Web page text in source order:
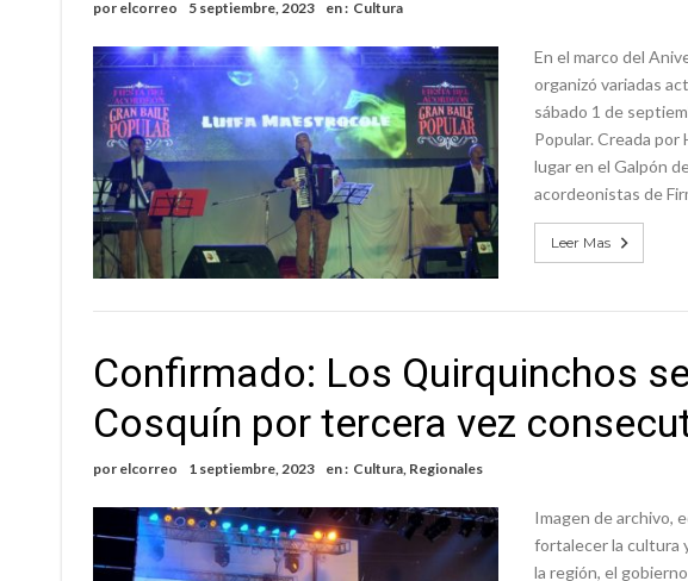
por elcorreo 5 septiembre, 2023 en : Cultura
En el marco del
organizó variadas
sábado 1 de
Popular. Creada por
lugar en el Galpón
acordeonistas de
Leer Mas
Confirmado: Los Quirquinchos
Cosquín por tercera vez
por elcorreo 1 septiembre, 2023 en : Cultura Regionales
Imagen de archivo,
fortalecer la cultura
la región, el